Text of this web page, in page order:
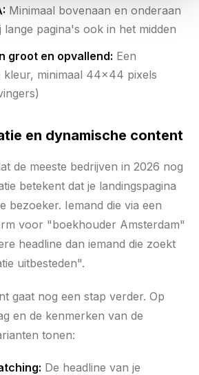
Minimaal bovenaan en onderaan
lange pagina's ook in het midden
groot en opvallend: Een
kleur, minimaal 44x44 pixels
en dynamische content
de meeste bedrijven in 2026 nog
betekent dat je landingspagina
bezoeker. Iemand die via een
voor "boekhouder Amsterdam"
headline dan iemand die zoekt
uitbesteden".
gaat nog een stap verder. Op
en de kenmerken van de
tonen:
De headline van je